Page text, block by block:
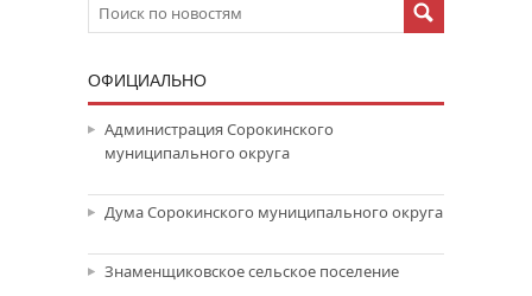
ОФИЦИАЛЬНО
Администрация Сорокинского
муниципального округа
Дума Сорокинского муниципального округа
Знаменщиковское сельское поселение